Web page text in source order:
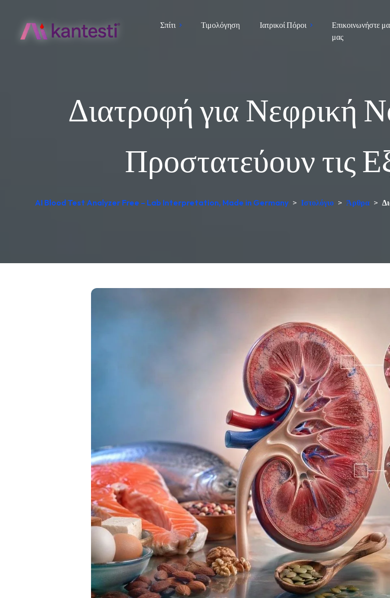
Σπίτι Τιμολόγηση Ιατρικοί Πόροι
Επικοινωνήστε
μας
Διατροφή για Νεφρική
Προστατεύουν τις
AI Blood Test Analyzer Free – Lab Interpretation, Made in Germany > Ιστολόγιο > Άρθρα >